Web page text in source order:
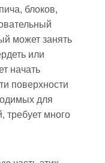
блоков,
может занять
или
начать
поверхности
для
требует много